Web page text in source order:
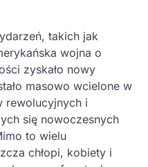
takich jak
wojna o
zyskało nowy
masowo wcielone w
rewolucyjnych i
się nowoczesnych
to wielu
chłopi, kobiety i